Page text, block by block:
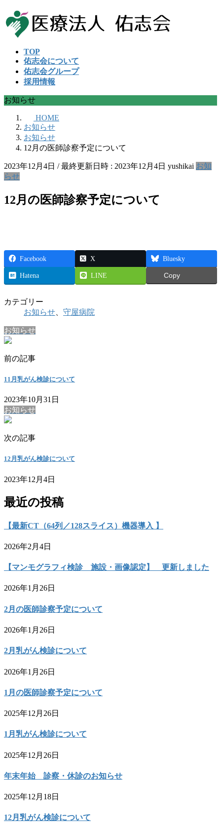
ン
ッ
プ
ビ
移
動
TOP
佑志会について
佑志会グループ
採用情報
お知らせ
HOME
お知らせ
お知らせ
12月の医師診察予定について
2023年12月4日 / 最終更新日時 : 2023年12月4日 yushikai お知
らせ
12月の医師診察予定について
Facebook X Bluesky
Hatena LINE Copy
カテゴリー
お知らせ
守屋病院
お知らせ
前の記事
11月乳がん検診について
2023年10月31日
お知らせ
次の記事
12月乳がん検診について
2023年12月4日
最近の投稿
【最新CT（64列／128スライス）機器導入 】
2026年2月4日
【マンモグラフィ検診 施設・画像認定】 更新しました
2026年1月26日
2月の医師診察予定について
2026年1月26日
2月乳がん検診について
2026年1月26日
1月の医師診察予定について
2025年12月26日
1月乳がん検診について
2025年12月26日
年末年始 診察・休診のお知らせ
2025年12月18日
12月乳がん検診について